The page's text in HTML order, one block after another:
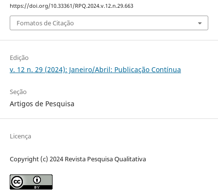
https://doi.org/10.33361/RPQ.2024.v.12.n.29.663
Fomatos de Citação
Edição
v. 12 n. 29 (2024): Janeiro/Abril: Publicação Contínua
Seção
Artigos de Pesquisa
Licença
Copyright (c) 2024 Revista Pesquisa Qualitativa